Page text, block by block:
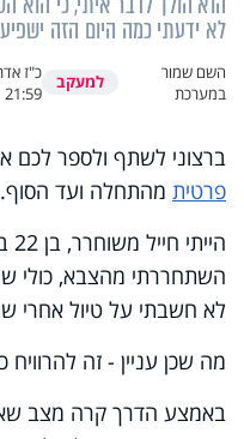
לא ידעתי כמה היום הזה
השם שמור
במערכת
למעקב כ"ז
21:59
ברצוני לשתף ולספר לכם
פרטית מהתחלה ועד הסוף.
השתחררתי מהצבא, כולי
לא חשבתי על טיול אחרי
מה שכן עניין - זה להרוויח
באמצע הדרך קרה מצב